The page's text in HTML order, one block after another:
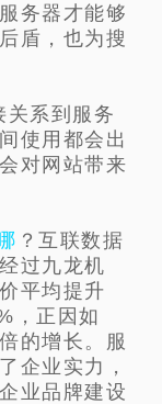
务器才能够
盾，也为搜
关系到服务
使用都会出
对网站带来
？互联数据
过九龙机
平均提升
，正因如
的增长。服
企业实力，
业品牌建设